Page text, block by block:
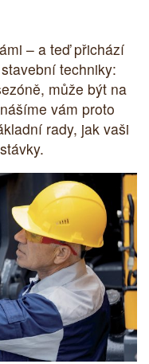
– a teď přichází
techniky:
může být na
vám proto
rady, jak vaši